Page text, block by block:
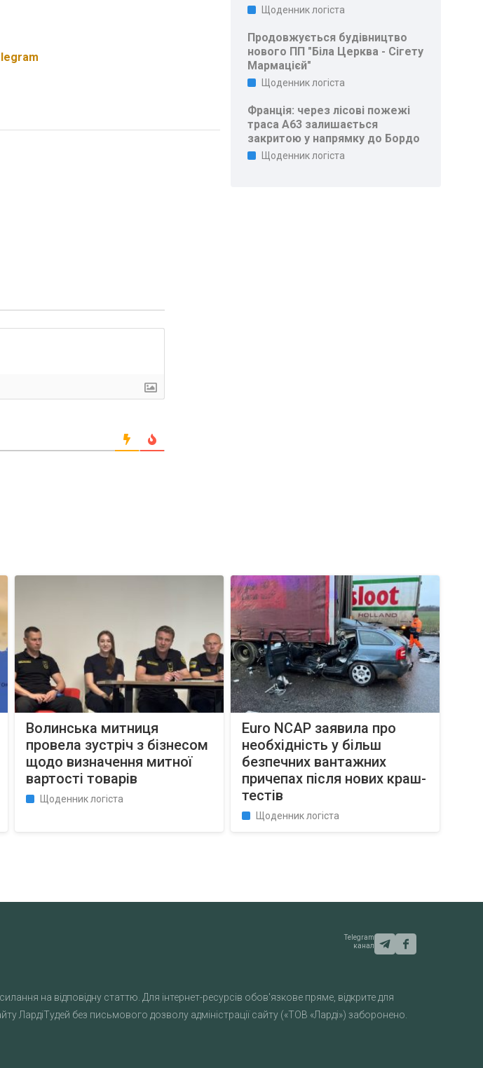
Щоденник логіста
Продовжується будівництво
нового ПП "Біла Церква - Сігету
Мармацієй"
Щоденник логіста
Франція: через лісові пожежі
траса A63 залишається
закритою у напрямку до Бордо
Щоденник логіста
Волинська митниця
провела зустріч з бізнесом
щодо визначення митної
вартості товарів
Щоденник логіста
Euro NCAP заявила про
необхідність у більш
безпечних вантажних
причепах після нових краш-
тестів
Щоденник логіста
Telegram
канал
на відповідну статтю. Для інтернет-ресурсів обов'язкове пряме, відкрите для
ЛардіТудей без письмового дозволу адміністрації сайту («ТОВ «Ларді») заборонено.